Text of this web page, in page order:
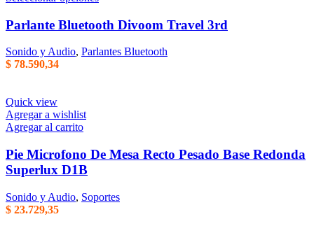
tiene
varias
variantes.
Las
página
del
Parlante Bluetooth Divoom Travel 3rd
Sonido y Audio, Parlantes Bluetooth
$ 78.590,34
Quick view
Agregar a wishlist
Agregar al carrito
Pie Microfono De Mesa Recto Pesado Base Redonda
Superlux D1B
Sonido y Audio, Soportes
$ 23.729,35